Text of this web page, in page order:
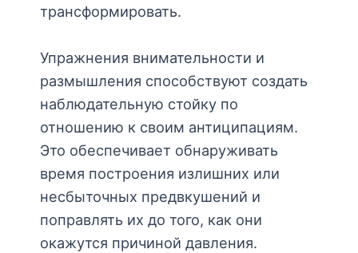
трансформировать.
Упражнения внимательности и
размышления способствуют создать
наблюдательную стойку по
отношению к своим антиципациям.
Это обеспечивает обнаруживать
время построения излишних или
несбыточных предвкушений и
поправлять их до того, как они
окажутся причиной давления.